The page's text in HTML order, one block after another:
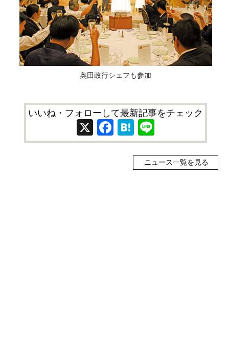
奥田政行シェフも参加
いいね・フォローして最新記事をチェック
X Facebook
Hatena
ニュース一覧を見る